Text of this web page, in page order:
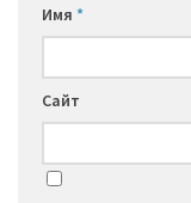
Имя *
Сайт